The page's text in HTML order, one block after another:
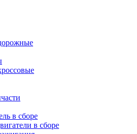
в сборе
в сборе